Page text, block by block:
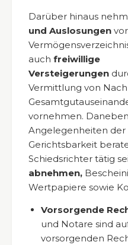
Darüber hinaus
und Auslosungen
auch freiwillige
Versteigerungen
Vermittlung von
vornehmen.
Angelegenheiten der
Gerichtsbarkeit
Schiedsrichter tätig
abnehmen,
Wertpapiere sowie
Vorsorgende
und Notare sind
vorsorgenden